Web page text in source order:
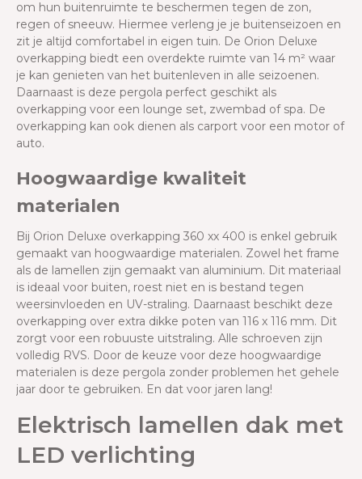
om hun buitenruimte te beschermen tegen de zon,
regen of sneeuw. Hiermee verleng je je buitenseizoen en
zit je altijd comfortabel in eigen tuin. De Orion Deluxe
overkapping biedt een overdekte ruimte van 14 m² waar
je kan genieten van het buitenleven in alle seizoenen.
Daarnaast is deze pergola perfect geschikt als
overkapping voor een lounge set, zwembad of spa. De
overkapping kan ook dienen als carport voor een motor of
auto.
Hoogwaardige kwaliteit
materialen
Bij Orion Deluxe overkapping 360 xx 400 is enkel gebruik
gemaakt van hoogwaardige materialen. Zowel het frame
als de lamellen zijn gemaakt van aluminium. Dit materiaal
is ideaal voor buiten, roest niet en is bestand tegen
weersinvloeden en UV-straling. Daarnaast beschikt deze
overkapping over extra dikke poten van 116 x 116 mm. Dit
zorgt voor een robuuste uitstraling. Alle schroeven zijn
volledig RVS. Door de keuze voor deze hoogwaardige
materialen is deze pergola zonder problemen het gehele
jaar door te gebruiken. En dat voor jaren lang!
Elektrisch lamellen dak met
LED verlichting